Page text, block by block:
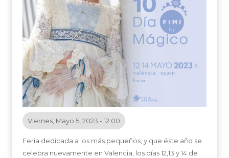
Viernes, Mayo 5, 2023 - 12:00
Feria dedicada a los más pequeños, y que éste año se
celebra nuevamente en Valencia, los días 12,13 y 14 de